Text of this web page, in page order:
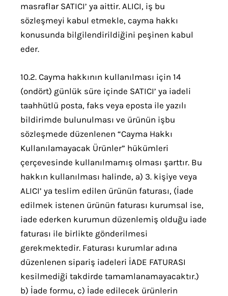
masraflar SATICI’ ya aittir. ALICI, iş bu
sözleşmeyi kabul etmekle, cayma hakkı
konusunda bilgilendirildiğini peşinen kabul
eder.
10.2. Cayma hakkının kullanılması için 14
(ondört) günlük süre içinde SATICI’ ya iadeli
taahhütlü posta, faks veya eposta ile yazılı
bildirimde bulunulması ve ürünün işbu
sözleşmede düzenlenen “Cayma Hakkı
Kullanılamayacak Ürünler” hükümleri
çerçevesinde kullanılmamış olması şarttır. Bu
hakkın kullanılması halinde, a) 3. kişiye veya
ALICI’ ya teslim edilen ürünün faturası, (İade
edilmek istenen ürünün faturası kurumsal ise,
iade ederken kurumun düzenlemiş olduğu iade
faturası ile birlikte gönderilmesi
gerekmektedir. Faturası kurumlar adına
düzenlenen sipariş iadeleri İADE FATURASI
kesilmediği takdirde tamamlanamayacaktır.)
b) İade formu, c) İade edilecek ürünlerin